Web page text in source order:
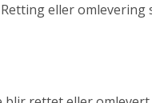
eller